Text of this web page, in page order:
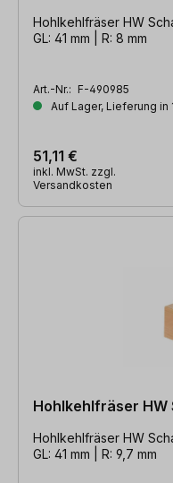
Hohlkehlfräser HW
GL: 41 mm | R: 8 mm
Art.-Nr.: F-490985
Auf Lager, Lieferung in
51,11 €
inkl. MwSt. zzgl.
Versandkosten
Hohlkehlfräser HW
Hohlkehlfräser HW
GL: 41 mm | R: 9,7 mm